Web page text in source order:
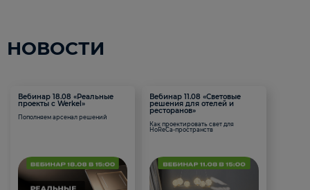
НОВОСТИ
Вебинар 18.08 «Реальные
проекты с Werkel»
Пополняем арсенал решений
Вебинар 11.08 «Световые
решения для отелей и
ресторанов»
Как проектировать свет для
HoReCa-пространств